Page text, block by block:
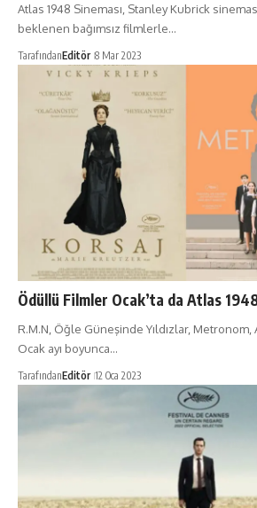
Atlas 1948 Sineması, Stanley Kubrick
beklenen bağımsız filmlerle…
TarafındanEditör 8 Mar 2023
Ödüllü Filmler Ocak’ta da Atlas 1948
R.M.N, Öğle Güneşinde Yıldızlar,
Ocak ayı boyunca…
TarafındanEditör 12 Oca 2023